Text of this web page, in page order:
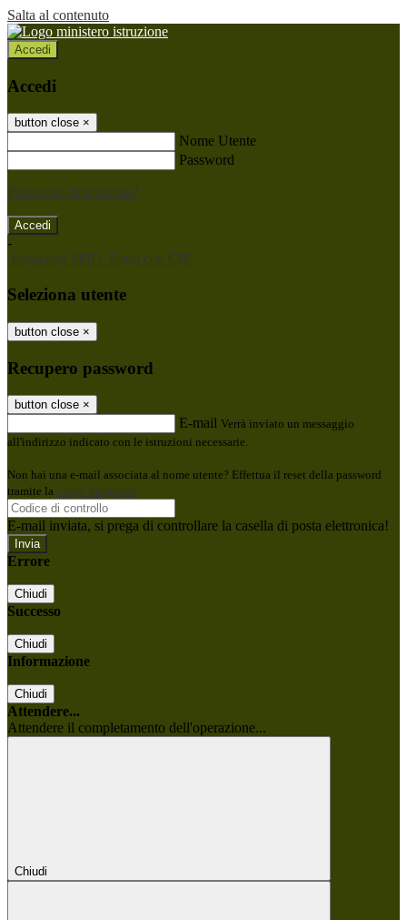
Salta al contenuto
Accedi
Accedi
button close ×
Nome Utente
Password
Password dimenticata?
-
Entra con SPID Entra con CIE
Seleziona utente
button close ×
Recupero password
button close ×
E-mail Verrà inviato un messaggio
all'indirizzo indicato con le istruzioni necessarie.
Non hai una e-mail associata al nome utente? Effettua il reset della password
tramite la Login Spaggiari
E-mail inviata, si prega di controllare la casella di posta elettronica!
Errore
Chiudi
Successo
Chiudi
Informazione
Chiudi
Attendere...
Attendere il completamento dell'operazione...
Chiudi